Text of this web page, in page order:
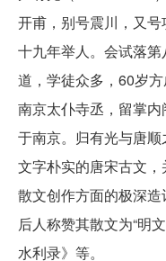
开甫，别号震川，又
十九年举人。会试落
道，学徒众多，60岁方
南京太仆寺丞，留掌
于南京。归有光与唐顺
文字朴实的唐宋古文
散文创作方面的极深造
后人称赞其散文为“明
水利录》等。